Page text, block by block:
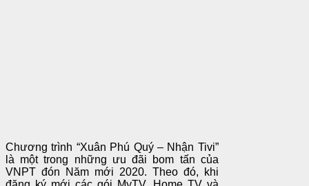
Chương trình “Xuân Phú Quý – Nhận Tivi”
là một trong những ưu đãi bom tấn của
VNPT đón Năm mới 2020. Theo đó, khi